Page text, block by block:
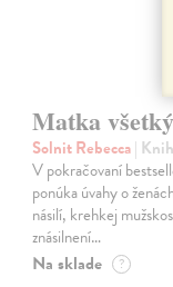
Matka
Solnit Rebecca|
V pokračovaní
ponúka úvahy o
násilí, krehkej
znásilnení…
Na sklade ?